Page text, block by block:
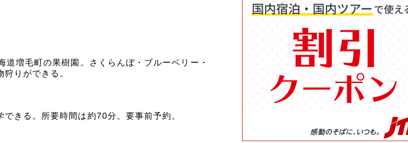
増毛町の果樹園。さくらんぼ・ブルーベリー・
りができる。
きる。所要時間は約70分。要事前予約。